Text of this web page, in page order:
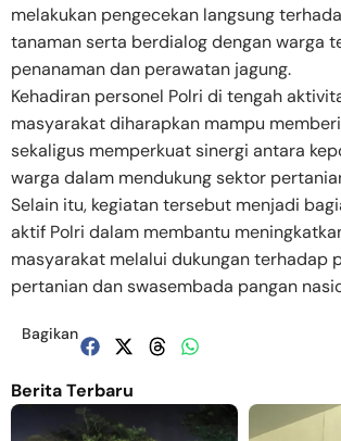
melakukan pengecekan langsung
tanaman serta berdialog dengan warga
penanaman dan perawatan jagung.
Kehadiran personel Polri di tengah
masyarakat diharapkan mampu
sekaligus memperkuat sinergi antara
warga dalam mendukung sektor
Selain itu, kegiatan tersebut menjadi
aktif Polri dalam membantu
masyarakat melalui dukungan terhadap
pertanian dan swasembada pangan
Bagikan
Berita Terbaru